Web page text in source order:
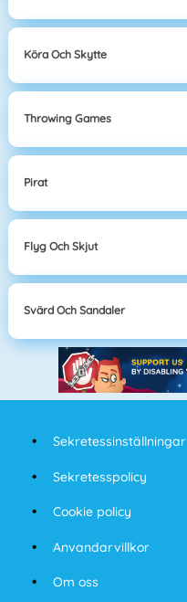
Köra Och Skytte
Throwing Games
Pirat
Flyg Och Skjut
Svärd Och Sandaler
Sekretessinställningar
Sekretesspolicy
Cookie policy
Anvandarvillkor
Om oss